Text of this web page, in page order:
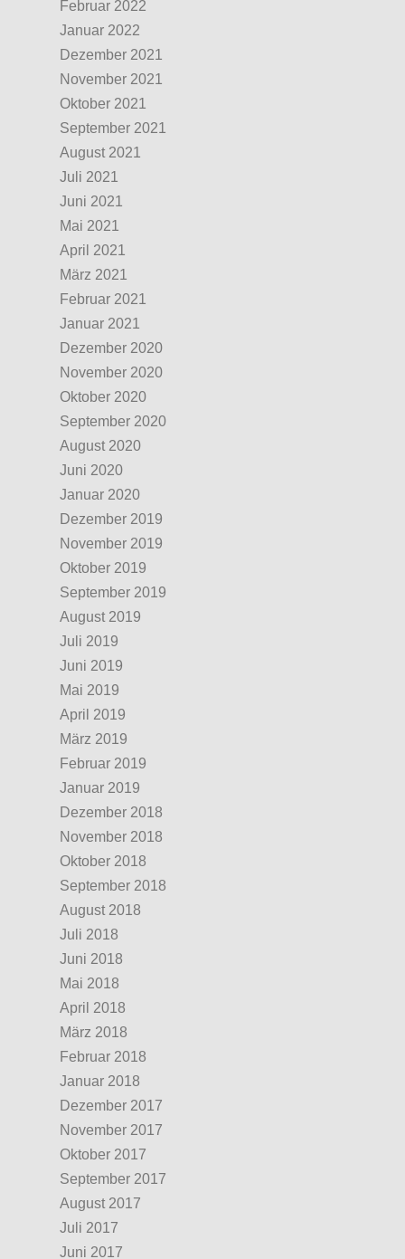
Februar 2022
Januar 2022
Dezember 2021
November 2021
Oktober 2021
September 2021
August 2021
Juli 2021
Juni 2021
Mai 2021
April 2021
März 2021
Februar 2021
Januar 2021
Dezember 2020
November 2020
Oktober 2020
September 2020
August 2020
Juni 2020
Januar 2020
Dezember 2019
November 2019
Oktober 2019
September 2019
August 2019
Juli 2019
Juni 2019
Mai 2019
April 2019
März 2019
Februar 2019
Januar 2019
Dezember 2018
November 2018
Oktober 2018
September 2018
August 2018
Juli 2018
Juni 2018
Mai 2018
April 2018
März 2018
Februar 2018
Januar 2018
Dezember 2017
November 2017
Oktober 2017
September 2017
August 2017
Juli 2017
Juni 2017